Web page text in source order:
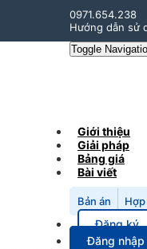
0971.654.238
Hướng dẫn sử
Toggle
Giới thiệu
Giải pháp
Bảng giá
Bài viết
Bản án
Đăng ký
Đăng nhập